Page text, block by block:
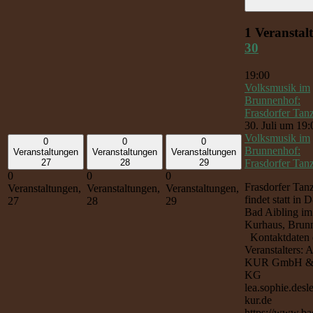
0
Veranstaltungen
27
0
Veranstaltungen,
27
0
Veranstaltungen
28
0
Veranstaltungen,
28
0
Veranstaltungen
29
0
Veranstaltungen,
29
1
30
19:00
Volksmusik im
Brunnenhof:
Frasdorfer
30. Juli um
Volksmusik im
Brunnenhof:
Frasdorfer
Frasdorfer
findet statt in
Bad Aibling im
Kurhaus,
Kontaktdaten
Veranstalters:
KUR GmbH
KG
kur.de